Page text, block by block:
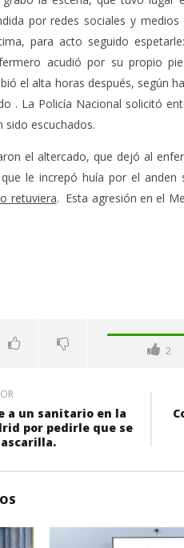
por redes sociales y
para acto seguido espetarle:
acudió por su propio
el alta horas después, según
. La Policía Nacional solicitó
sido escuchados.
el altercado, que dejó al
le increpó huía por el anden
retuviera. Esta agresión en el
2
a un sanitario en la
por pedirle que se